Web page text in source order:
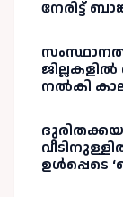
നേരിട്ട്
നൽകി
ഉൾപ്പെടെ